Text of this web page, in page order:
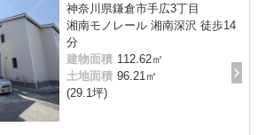
神奈川県鎌倉市手広3丁目
湘南モノレール 湘南深沢 徒歩14
分
建物面積 112.62㎡
土地面積 96.21㎡
(29.1坪)